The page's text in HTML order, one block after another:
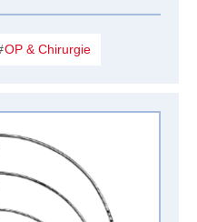
OP & Chirurgie